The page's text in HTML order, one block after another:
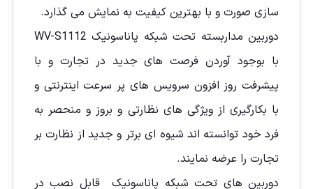
سازی صورت و با بهترین کیفیت به نمایش می گذارد.
دوربین مداربسته تحت شبکه پاناسونیک WV-S1112
با بوجود آوردن فرصت های جدید در تجارت و با
پیشرفت روز افزون سرویس های پر سرعت اینترنتی و
با بکارگیری از ویژگی های نظارتی و بروز و منحصر به
فرد خود توانسته اند شیوه ای برتر و جدید از نظارت بر
تجارت را عرضه نمایند.
دوربین های تحت شبکه پاناسونیک قابل نصب در